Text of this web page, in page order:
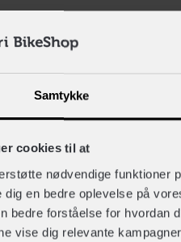
Samtykke
cookies til at
nødvendige funktioner
dig en bedre oplevelse på
bedre forståelse for hvordan
vise dig relevante
til denne vare
INNERGY Kædelås m. nøgle - 6x900 mm